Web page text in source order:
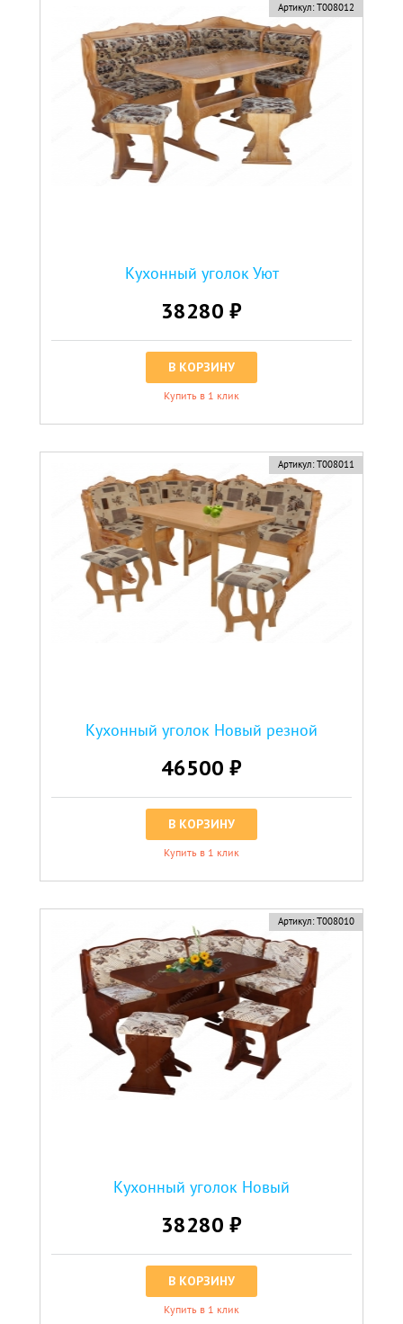
Артикул: Т008012
Кухонный уголок Уют
38280 ₽
В КОРЗИНУ
Купить в 1 клик
Артикул: Т008011
Кухонный уголок Новый резной
46500 ₽
В КОРЗИНУ
Купить в 1 клик
Артикул: Т008010
Кухонный уголок Новый
38280 ₽
В КОРЗИНУ
Купить в 1 клик